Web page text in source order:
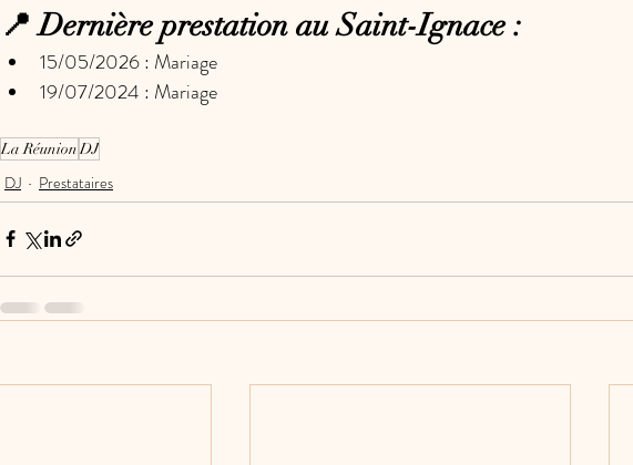
📍 Dernière prestation au Saint-Ignace :
15/05/2026 : Mariage
19/07/2024 : Mariage
La RéunionDJ
DJ Prestataires